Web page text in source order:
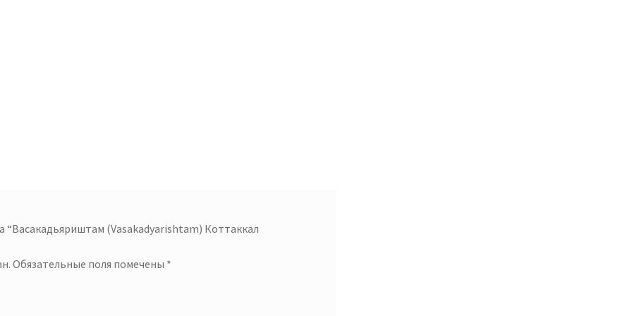
(Vasakadyarishtam) Коттаккал
Обязательные поля помечены *